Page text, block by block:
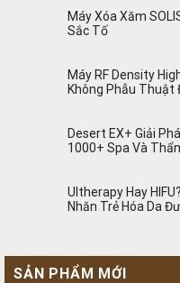
Máy Xóa Xăm
Sắc Tố
Máy RF Density
Không Phẫu Thuật
Desert EX+ Giải
1000+ Spa Và
Ultherapy Hay
Nhăn Trẻ Hóa Da
SẢN PHẨM MỚI